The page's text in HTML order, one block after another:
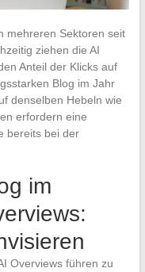
mehreren Sektoren seit
ziehen die AI
Anteil der Klicks auf
Blog im Jahr
denselben Hebeln wie
erfordern eine
bereits bei der
im
Overviews führen zu